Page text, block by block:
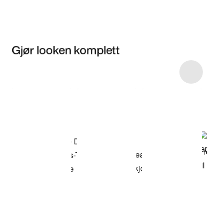
Gjør looken komplett